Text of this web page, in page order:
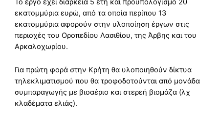
Το έργο έχει διάρκεια 5 έτη και προϋπολογισμό 20
εκατομμύρια ευρώ, από τα οποία περίπου 13
εκατομμύρια αφορούν στην υλοποίηση έργων στις
περιοχές του Οροπεδίου Λασιθίου, της Άρβης και του
Αρκαλοχωρίου.
Για πρώτη φορά στην Κρήτη θα υλοποιηθούν δίκτυα
τηλεκλιματισμού που θα τροφοδοτούνται από μονάδα
συμπαραγωγής με βιοαέριο και στερεή βιομάζα (λχ
κλαδέματα ελιάς).